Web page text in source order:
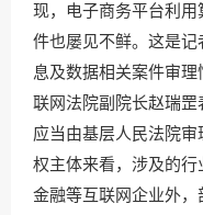
现，电子商务平台利用
件也屡见不鲜。这是
息及数据相关案件审
联网法院副院长赵瑞
应当由基层人民法院
权主体来看，涉及的行
金融等互联网企业外